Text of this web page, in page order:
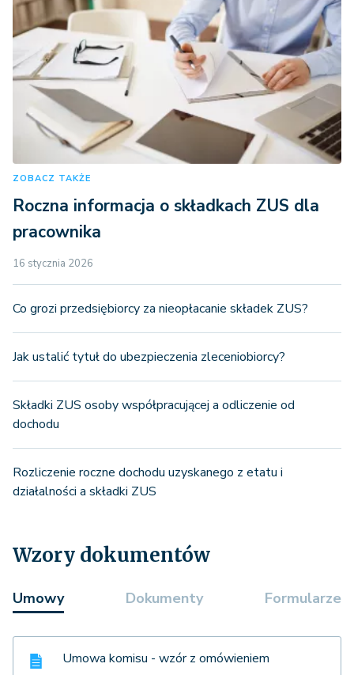
ZOBACZ TAKŻE
Roczna informacja o składkach ZUS dla
pracownika
16 stycznia 2026
Co grozi przedsiębiorcy za nieopłacanie składek ZUS?
Jak ustalić tytuł do ubezpieczenia zleceniobiorcy?
Składki ZUS osoby współpracującej a odliczenie od
dochodu
Rozliczenie roczne dochodu uzyskanego z etatu i
działalności a składki ZUS
Wzory dokumentów
Umowy Dokumenty Formularze
Umowa komisu - wzór z omówieniem